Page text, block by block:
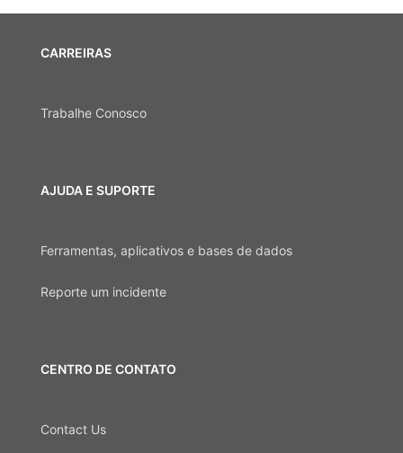
CARREIRAS
Trabalhe Conosco
AJUDA E SUPORTE
Ferramentas, aplicativos e bases de dados
Reporte um incidente
CENTRO DE CONTATO
Contact Us